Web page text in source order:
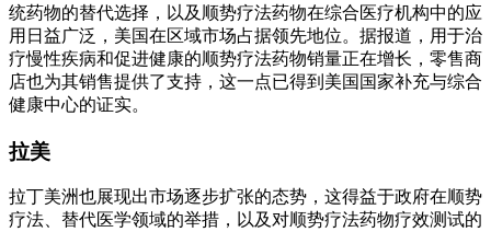
统药物的替代选择，以及顺势疗法药物在综合医疗机构中的应
用日益广泛，美国在区域市场占据领先地位。据报道，用于治
疗慢性疾病和促进健康的顺势疗法药物销量正在增长，零售商
店也为其销售提供了支持，这一点已得到美国国家补充与综合
健康中心的证实。
拉美
拉丁美洲也展现出市场逐步扩张的态势，这得益于政府在顺势
疗法、替代医学领域的举措，以及对顺势疗法药物疗效测试的